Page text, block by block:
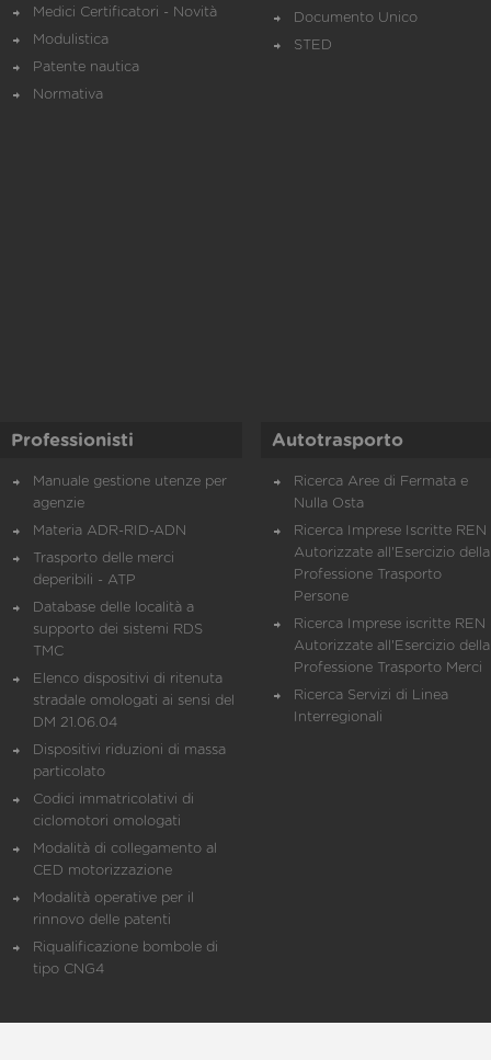
Medici Certificatori - Novità
Modulistica
Patente nautica
Normativa
Documento Unico
STED
Professionisti
Manuale gestione utenze per
agenzie
Materia ADR-RID-ADN
Trasporto delle merci
deperibili - ATP
Database delle località a
supporto dei sistemi RDS
TMC
Elenco dispositivi di ritenuta
stradale omologati ai sensi del
DM 21.06.04
Dispositivi riduzioni di massa
particolato
Codici immatricolativi di
ciclomotori omologati
Modalità di collegamento al
CED motorizzazione
Modalità operative per il
rinnovo delle patenti
Riqualificazione bombole di
tipo CNG4
Autotrasporto
Ricerca Aree di Fermata e
Nulla Osta
Ricerca Imprese Iscritte REN
Autorizzate all'Esercizio della
Professione Trasporto
Persone
Ricerca Imprese iscritte REN
Autorizzate all'Esercizio della
Professione Trasporto Merci
Ricerca Servizi di Linea
Interregionali